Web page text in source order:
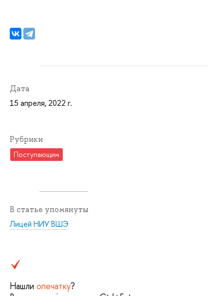
Дата
15 апреля, 2022 г.
Рубрики
Поступающим
В статье упомянуты
Лицей НИУ ВШЭ
Нашли опечатку?